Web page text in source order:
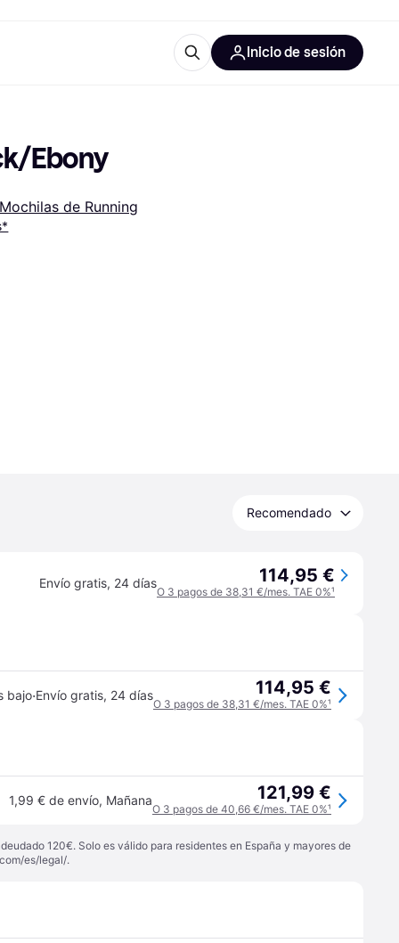
Inicio de sesión
Ebony
Mochilas de Running
Recomendado
Envío gratis, 24 días 114,95 €
O 3 pagos de 38,31 €/mes. TAE 0%¹
bajo·Envío gratis, 24 días 114,95 €
O 3 pagos de 38,31 €/mes. TAE 0%¹
1,99 € de envío, Mañana 121,99 €
O 3 pagos de 40,66 €/mes. TAE 0%¹
120€. Solo es válido para residentes en España y mayores de
es/legal/.